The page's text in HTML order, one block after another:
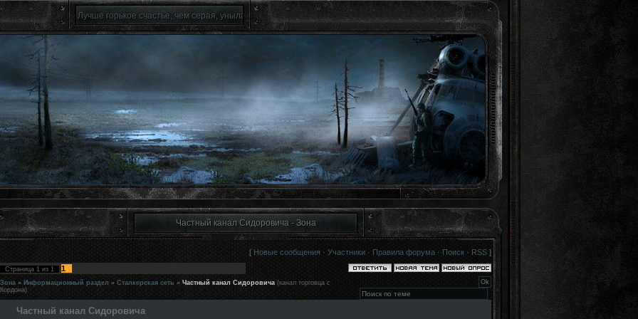
Лучше горькое счастье, чем серая, унылая жизнь.(c)
Частный канал Сидоровича - Зона
[ Новые сообщения · Участники · Правила форума · Поиск · RSS ]
Страница 1 из 1 1
Зона » Информационный раздел » Сталкерская сеть » Частный канал Сидоровича (канал торговца с
Кордона)
Частный канал Сидоровича